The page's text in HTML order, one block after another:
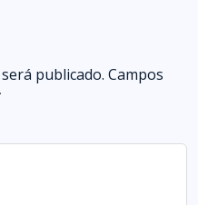
publicado. Campos